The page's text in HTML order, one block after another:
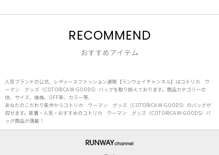
RECOMMEND
おすすめアイテム
人気ブランドの公式、レディースファッション通販【ランウェイチャンネル】はコトリカ ウ
ーマン グッズ（COTORICA W-GOODS）バッグを取り揃えております。商品カテゴリーの
他、サイズ、価格、OFF率、カラー等、
あなたのこだわり条件からコトリカ ウーマン グッズ（COTORICA W-GOODS）のバッグが
探せます。新着・人気・おすすめのコトリカ ウーマン グッズ（COTORICA W-GOODS）バ
ッグ商品が満載！